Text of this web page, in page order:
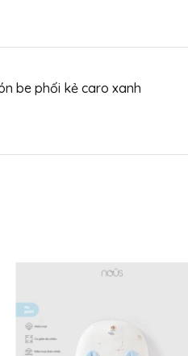
be phối kẻ caro xanh